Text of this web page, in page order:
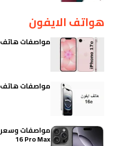
هواتف الايفون
مواصفات هاتف iPhone 17e كاملا
مواصفات هاتف iPhone 16e
16 Pro Max